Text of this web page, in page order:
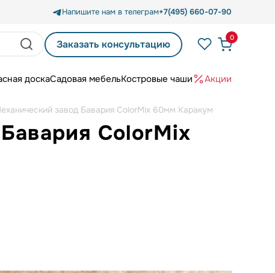
Напишите нам в телеграм+7(495) 660-07-90
Заказать консультацию
0
доскаСадовая мебельКостровые чаши Акции
завод Бавария ColorMix 60мм Каракум
ColorMix